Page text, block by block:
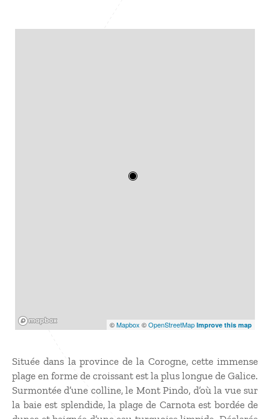
©Mapbox ©OpenStreetMap Improve this map
Située dans la province de la Corogne, cette immense
plage en forme de croissant est la plus longue de Galice.
Surmontée d’une colline, le Mont Pindo, d’où la vue sur
la baie est splendide, la plage de Carnota est bordée de